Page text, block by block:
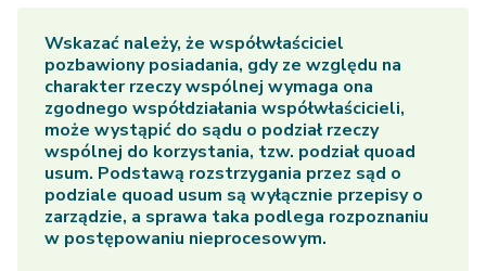
Wskazać należy, że współwłaściciel
pozbawiony posiadania, gdy ze względu na
charakter rzeczy wspólnej wymaga ona
zgodnego współdziałania współwłaścicieli,
może wystąpić do sądu o podział rzeczy
wspólnej do korzystania, tzw. podział quoad
usum. Podstawą rozstrzygania przez sąd o
podziale quoad usum są wyłącznie przepisy o
zarządzie, a sprawa taka podlega rozpoznaniu
w postępowaniu nieprocesowym.